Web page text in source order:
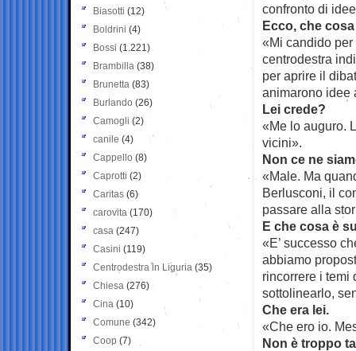
confronto di
Ecco, che
«Mi candido
centrodestra
per aprire il
animarono idee
Lei crede?
«Me lo auguro.
vicini».
Non ce ne
«Male. Ma
Berlusconi, il
passare alla
E che cosa è
«E’ successo
abbiamo
rincorrere i temi
sottolinearlo,
Che era lei.
«Che ero io.
Non è troppo
Biasotti (12)
Boldrini (4)
Bossi (1.221)
Brambilla (38)
Brunetta (83)
Burlando (26)
Camogli (2)
canile (4)
Cappello (8)
Caprotti (2)
Caritas (6)
carovita (170)
casa (247)
Casini (119)
Centrodestra in Liguria (35)
Chiesa (276)
Cina (10)
Comune (342)
Coop (7)